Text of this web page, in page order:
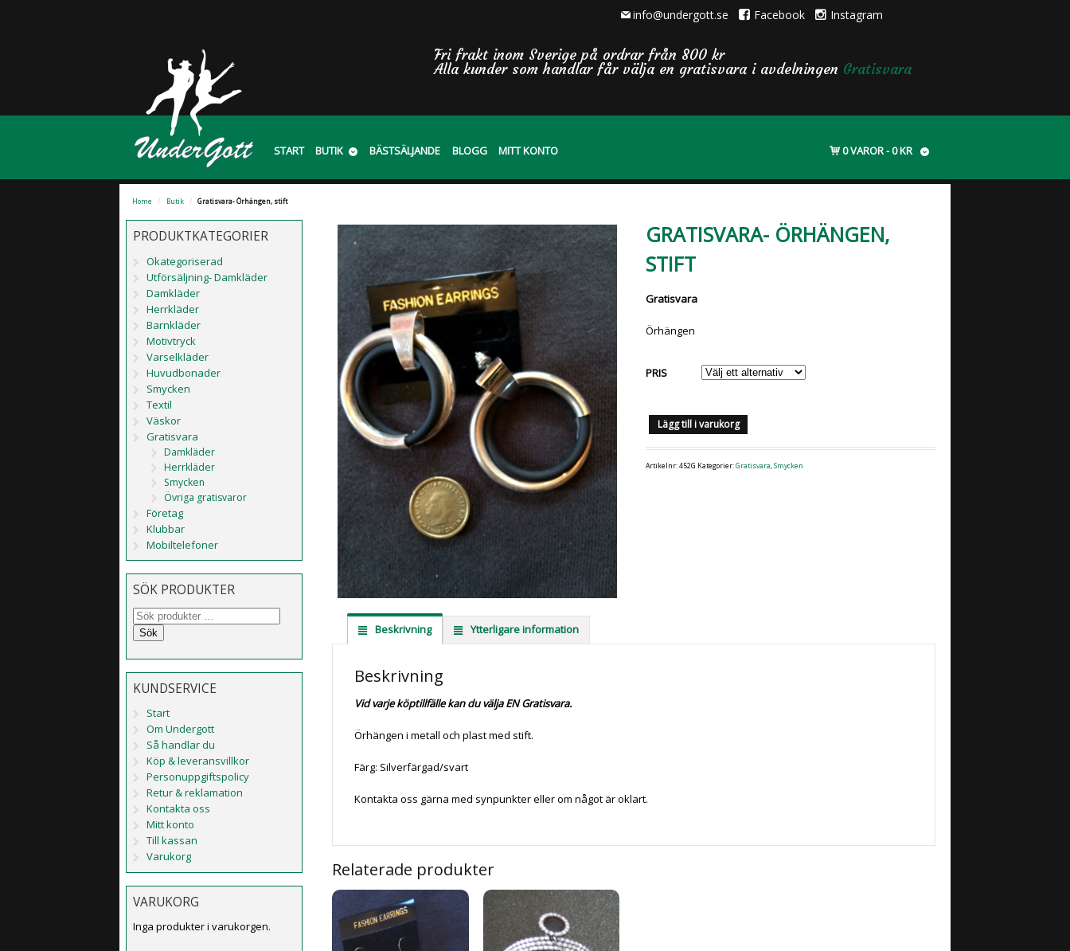
info@undergott.se Facebook Instagram
Fri frakt inom Sverige på ordrar från 800 kr
Alla kunder som handlar får välja en gratisvara i avdelningen Gratisvara
START BUTIK BÄSTSÄLJANDE BLOGG MITT KONTO 0 VAROR 0 KR
Home / Butik / Gratisvara- Örhängen, stift
GRATISVARA- ÖRHÄNGEN,
STIFT
Gratisvara
Örhängen
PRIS
Lägg till i varukorg
Artikelnr:452G Kategorier:Gratisvara,Smycken
Beskrivning Ytterligare information
Beskrivning
Vid varje köptillfälle kan du välja EN Gratisvara.
Örhängen i metall och plast med stift.
Färg: Silverfärgad/svart
Kontakta oss gärna med synpunkter eller om något är oklart.
Relaterade produkter
PRODUKTKATEGORIER
Okategoriserad
Utförsäljning- Damkläder
Damkläder
Herrkläder
Barnkläder
Motivtryck
Varselkläder
Huvudbonader
Smycken
Textil
Väskor
Gratisvara
Damkläder
Herrkläder
Smycken
Övriga gratisvaror
Företag
Klubbar
Mobiltelefoner
SÖK PRODUKTER
Sök
KUNDSERVICE
Start
Om Undergott
Så handlar du
Köp & leveransvillkor
Personuppgiftspolicy
Retur & reklamation
Kontakta oss
Mitt konto
Till kassan
Varukorg
VARUKORG
Inga produkter i varukorgen.